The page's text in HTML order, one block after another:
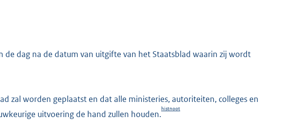
de dag na de datum van uitgifte van het Staatsblad waarin zij wordt
zal worden geplaatst en dat alle ministeries, autoriteiten, colleges en
uitvoering de hand zullen houden.
histnoot